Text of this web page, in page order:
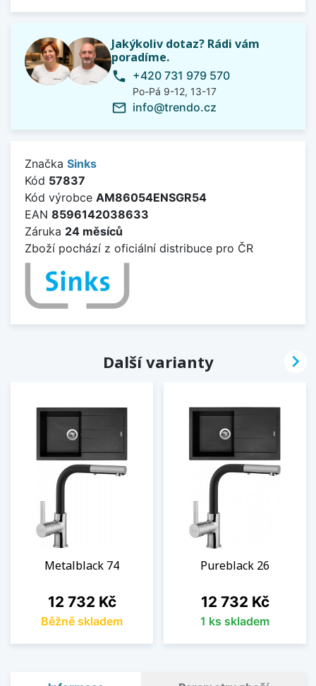
Jakýkoliv dotaz? Rádi vám
poradíme.
phone +420 731 979 570
Po-Pá 9-12, 13-17
mail_outline info@trendo.cz
Značka Sinks
Kód 57837
Kód výrobce AM86054ENSGR54
EAN 8596142038633
Záruka 24 měsíců
Zboží pochází z oficiální distribuce pro ČR
Další varianty
Metalblack 74
Cena
12 732 Kč
Běžně skladem
Pureblack 26
Cena
12 732 Kč
1 ks skladem
